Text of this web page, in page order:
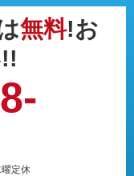
無料!お
定休